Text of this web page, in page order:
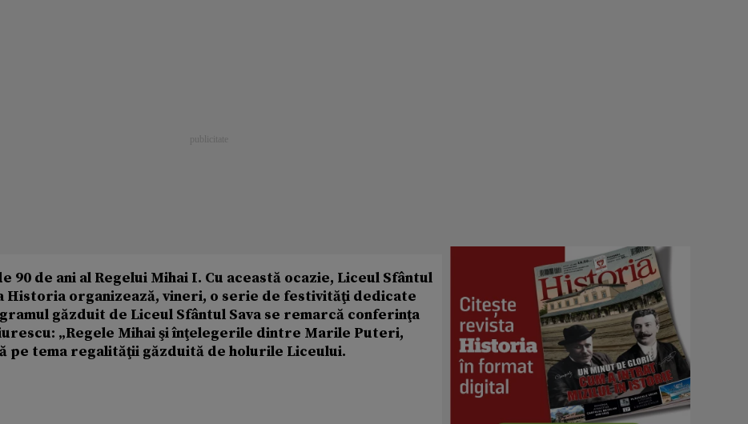
90 de ani al Regelui Mihai I. Cu această ocazie, Liceul Sfântul
Historia organizează, vineri, o serie de festivităţi dedicate
găzduit de Liceul Sfântul Sava se remarcă conferinţa
„Regele Mihai şi înţelegerile dintre Marile Puteri,
pe tema regalităţii găzduită de holurile Liceului.